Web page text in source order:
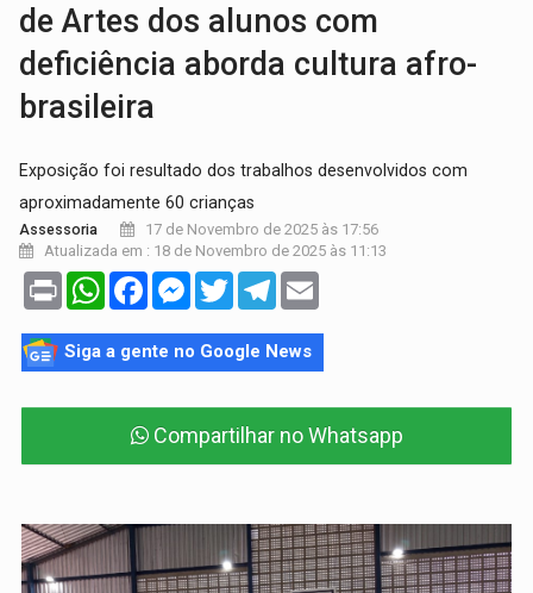
de Artes dos alunos com
deficiência aborda cultura afro-
brasileira
Exposição foi resultado dos trabalhos desenvolvidos com
aproximadamente 60 crianças
Assessoria
17 de Novembro de 2025 às 17:56
Atualizada em : 18 de Novembro de 2025 às 11:13
Print WhatsAppFacebookMessenger
TwitterTelegram
Siga a gente no Google News
Compartilhar no Whatsapp